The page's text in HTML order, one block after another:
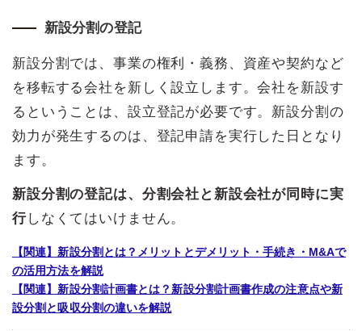
新設分割の登記
新設分割では、事業の権利・義務、資産や契約など
を移転する会社を新しく設立します。会社を新設す
るということは、設立登記が必要です。新設分割の
効力が発生するのは、登記申請を実行した日となり
ます。
新設分割の登記は、分割会社と新設会社が同時に実
行しなくてはいけません。
【関連】新設分割とは？メリットとデメリット・手続き・M&Aで
の活用方法を解説
【関連】新設分割計画書とは？新設分割計画書作成の注意点や新
設分割と吸収分割の違いを解説